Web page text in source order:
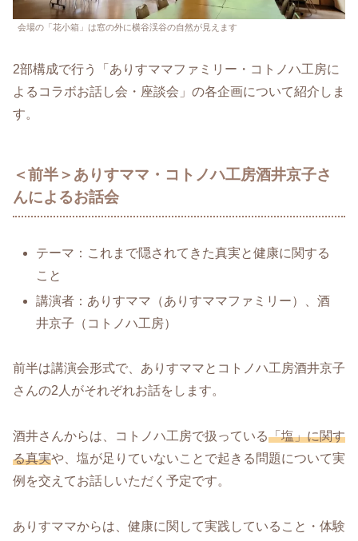
会場の「花小箱」は窓の外に横谷渓谷の自然が見えます
2部構成で行う「ありすママファミリー・コトノハ工房に
よるコラボお話し会・座談会」の各企画について紹介しま
す。
＜前半＞ありすママ・コトノハ工房酒井京子さ
んによるお話会
テーマ：これまで隠されてきた真実と健康に関する
こと
講演者：ありすママ（ありすママファミリー）、酒
井京子（コトノハ工房）
前半は講演会形式で、ありすママとコトノハ工房酒井京子
さんの2人がそれぞれお話をします。
酒井さんからは、コトノハ工房で扱っている「塩」に関す
る真実や、塩が足りていないことで起きる問題について実
例を交えてお話しいただく予定です。
ありすママからは、健康に関して実践していること・体験